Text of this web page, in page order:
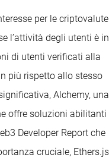
per le criptovalute
l’attività degli utenti è in
di utenti verificati alla
più rispetto allo stesso
Alchemy, una
offre soluzioni abilitanti
Developer Report che
cruciale, Ethers.js